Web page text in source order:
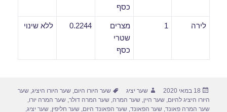
כסף
לירה 1
מצרים
שטרי
כסף
0.2244 ללא שינוי
פורסם
בתאריך
18 במאי 2020 מחבר
שער יציג תגיות
שער היורו היום,שער היורו היציג,שער
היורו היציג להיום,שער היין,שער המרה,שער המרה דולר,שער המרה יורו,
שער המרה פאונד,שער הפאונד,שער הפאונד היום,שער חליפין,שער יציג,